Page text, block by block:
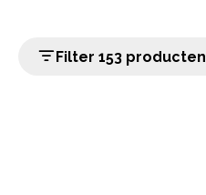
Filter 153 producten